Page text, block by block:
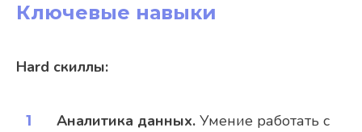
Ключевые навыки
Hard скиллы:
Аналитика данных. Умение работать с